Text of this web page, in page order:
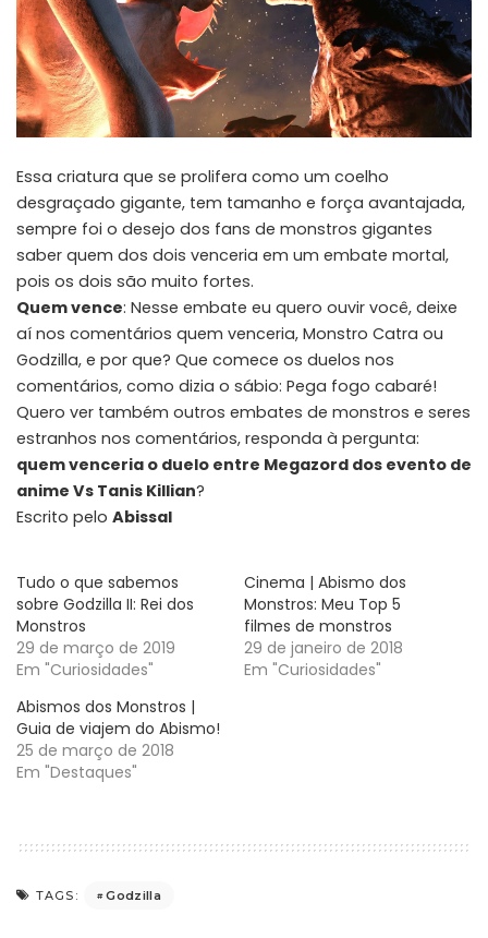
Essa criatura que se prolifera como um coelho
desgraçado gigante, tem tamanho e força avantajada,
sempre foi o desejo dos fans de monstros gigantes
saber quem dos dois venceria em um embate mortal,
pois os dois são muito fortes.
Quem vence: Nesse embate eu quero ouvir você, deixe
aí nos comentários quem venceria, Monstro Catra ou
Godzilla, e por que? Que comece os duelos nos
comentários, como dizia o sábio: Pega fogo cabaré!
Quero ver também outros embates de monstros e seres
estranhos nos comentários, responda à pergunta:
quem venceria o duelo entre Megazord dos evento de
anime Vs Tanis Killian?
Escrito pelo Abissal
Tudo o que sabemos
sobre Godzilla II: Rei dos
Monstros
29 de março de 2019
Em "Curiosidades"
Cinema | Abismo dos
Monstros: Meu Top 5
filmes de monstros
29 de janeiro de 2018
Em "Curiosidades"
Abismos dos Monstros |
Guia de viajem do Abismo!
25 de março de 2018
Em "Destaques"
TAGS: Godzilla